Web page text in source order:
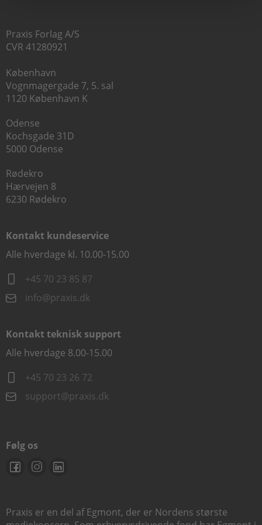
Praxis Forlag A/S
CVR 41280921
København
Vognmagergade 7, 5. sal
1120 København K
Odense
Kochsgade 31D
5000 Odense
Rødekro
Hærvejen 8
6230 Rødekro
Kontakt kundeservice
Alle hverdage kl. 10.00-15.00
+45 70 23 85 87
info@praxis.dk
Kontakt teknisk support
Alle hverdage 8.00-15.00
+45 70 23 26 72
support@praxis.dk
Følg os
Praxis er en del af Egmont, der er Nordens største